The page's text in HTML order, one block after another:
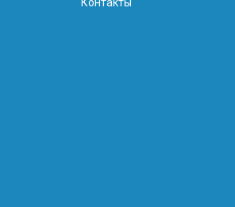
Контакты